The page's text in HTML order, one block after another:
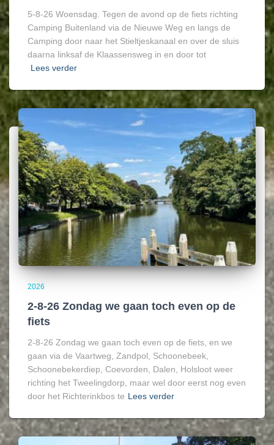
5-8-26 Woensdag. Tegen de avond op de fiets richting
Camping Buitenland via de Nieuwe Weg en langs de
Camping door naar het Stieltjeskanaal en over de sluis
daarna linksaf de Klaassensweg in en door tot
Lees verder
2026
2-8-26 Zondag we gaan toch even op de
fiets
2-8-26 Zondag we gaan toch even op de fiets, en we
gaan via de Vaartweg, Zandpol, Schoonebeek,
Schoonebekerdiep, Coevorden, Dalen, Holsloot weer
richting het Tweelingdorp, maar wel door eerst nog even
door het Richterinkbos te Lees verder